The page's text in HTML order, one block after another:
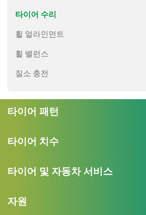
타이어 수리
휠 얼라인먼트
휠 밸런스
질소 충전
타이어 패턴
타이어 치수
타이어 및 자동차 서비스
자원